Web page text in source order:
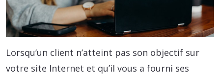
Lorsqu’un client n’atteint pas son objectif sur
votre site Internet et qu’il vous a fourni ses